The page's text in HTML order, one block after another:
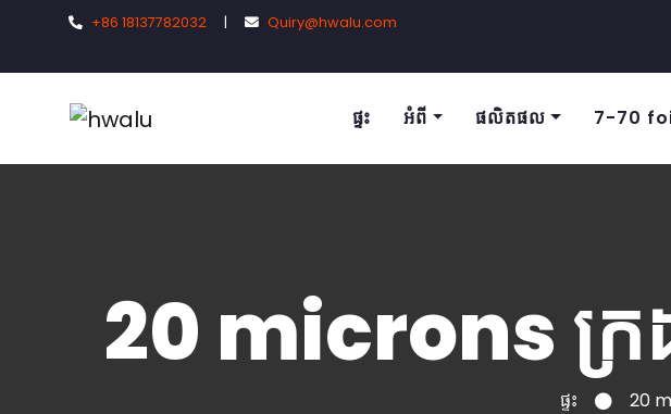
+86 18137782032 | Quiry@hwalu.com
ផ្ទះ អំពី ផលិតផល 7-70
20 microns ក្
ផ្ទះ 20